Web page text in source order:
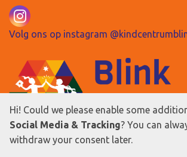
Volg ons op instagram
Cookie instellingen
Hi! Could we please enable some
Social Media & Tracking? You can
withdraw your consent later.